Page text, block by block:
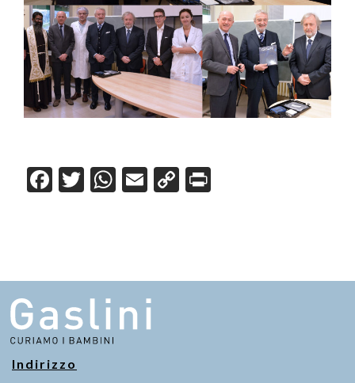
F
a
b
o
o
k
T
wi
W
h
A
p
p
E
m
C
o
Li
Indirizzo